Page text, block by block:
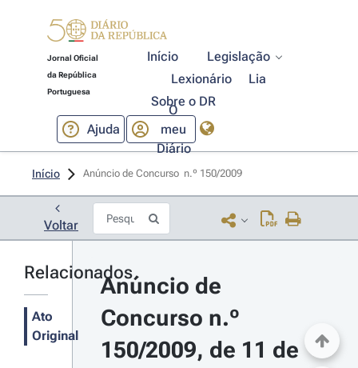
Jornal Oficial
da República
Portuguesa
Início
Legislação
Lexionário
Lia
Sobre o DR
Ajuda
O
meu
Diário
Início Anúncio de Concurso  n.º 150/2009
Voltar
Relacionados
Ato
Original
Anúncio de
Concurso n.º
150/2009, de 11 de